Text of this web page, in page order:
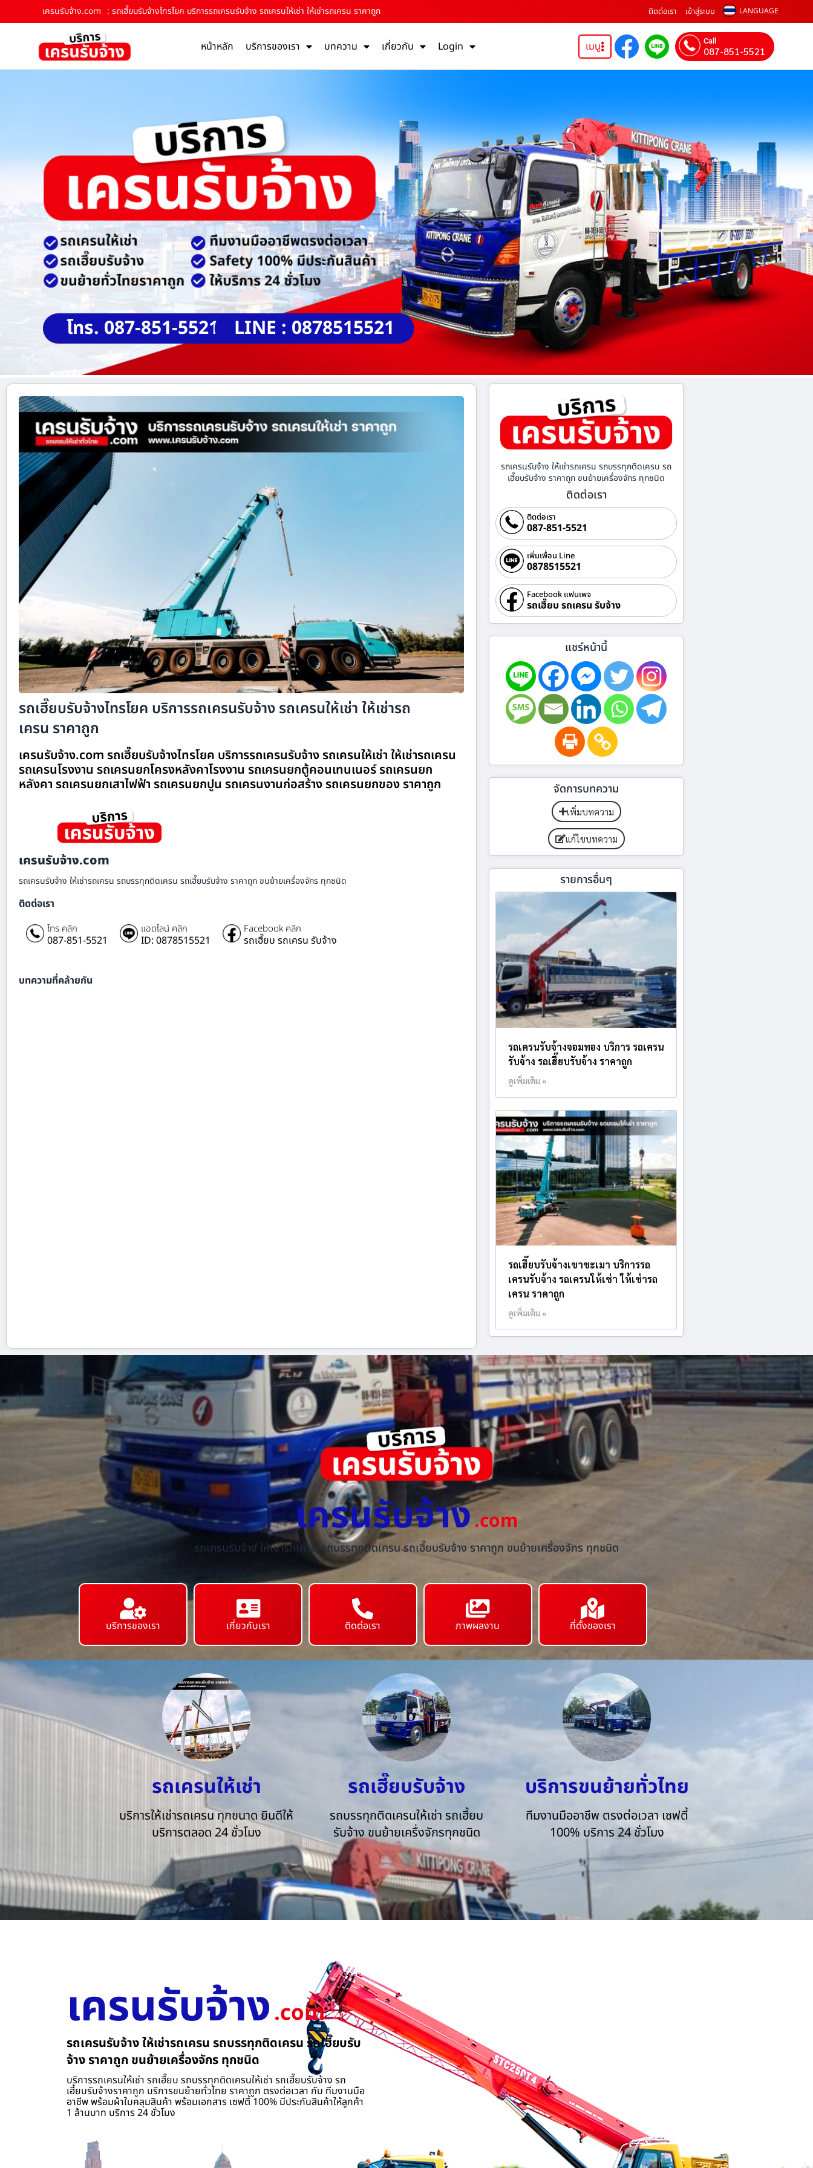
เครนรับจ้าง.com : รถเฮี๊ยบรับจ้างไทรโยค บริการรถเครนรับจ้าง รถเครนให้เช่า ให้เช่ารถเครน ราคาถูก ติดต่อเรา เข้าสู่ระบบ LANGUAGE
หน้าหลัก บริการของเรา บทความ เกี่ยวกับ Login เมนู Call
087-851-5521
โทร. 087-851-5521 LINE : 0878515521
รถเฮี๊ยบรับจ้างไทรโยค บริการรถเครนรับจ้าง รถเครนให้เช่า ให้เช่ารถ
เครน ราคาถูก
เครนรับจ้าง.com รถเฮี๊ยบรับจ้างไทรโยค บริการรถเครนรับจ้าง รถเครนให้เช่า ให้เช่ารถเครน
รถเครนโรงงาน รถเครนยกโครงหลังคาโรงงาน รถเครนยกตู้คอนเทนเนอร์ รถเครนยก
หลังคา รถเครนยกเสาไฟฟ้า รถเครนยกปูน รถเครนงานก่อสร้าง รถเครนยกของ ราคาถูก
เครนรับจ้าง.com
รถเครนรับจ้าง ให้เช่ารถเครน รถบรรทุกติดเครน รถเฮี๊ยบรับจ้าง ราคาถูก ขนย้ายเครื่องจักร ทุกชนิด
ติดต่อเรา
โทร คลิก
087-851-5521
แอดไลน์ คลิก
ID: 0878515521
Facebook คลิก
รถเฮี๊ยบ รถเครน รับจ้าง
บทความที่คล้ายกัน
รถเครนรับจ้าง ให้เช่ารถเครน รถบรรทุกติดเครน รถ
เฮี๊ยบรับจ้าง ราคาถูก ขนย้ายเครื่องจักร ทุกชนิด
ติดต่อเรา
ติดต่อเรา
087-851-5521
เพิ่มเพื่อน Line
0878515521
Facebook แฟนเพจ
รถเฮี๊ยบ รถเครน รับจ้าง
แชร์หน้านี้
จัดการบทความ
เพิ่มบทความ
แก้ไขบทความ
รายการอื่นๆ
รถเครนรับจ้างจอมทอง บริการ รถเครน
รับจ้าง รถเฮี๊ยบรับจ้าง ราคาถูก
ดูเพิ่มเติม »
รถเฮี๊ยบรับจ้างเขาชะเมา บริการรถ
เครนรับจ้าง รถเครนให้เช่า ให้เช่ารถ
เครน ราคาถูก
ดูเพิ่มเติม »
เครนรับจ้าง.com
รถเครนรับจ้าง ให้เช่ารถเครน รถบรรทุกติดเครน รถเฮี๊ยบรับจ้าง ราคาถูก ขนย้ายเครื่องจักร ทุกชนิด
บริการของเรา เกี่ยวกับเรา ติดต่อเรา ภาพผลงาน ที่ตั้งของเรา
รถเครนให้เช่า
บริการให้เช่ารถเครน ทุกขนาด ยินดีให้
บริการตลอด 24 ชั่วโมง
รถเฮี๊ยบรับจ้าง
รถบรรทุกติดเครนให้เช่า รถเฮี้ยบ
รับจ้าง ขนย้ายเครื่งจักรทุกชนิด
บริการขนย้ายทั่วไทย
ทีมงานมืออาชีพ ตรงต่อเวลา เซฟตี้
100% บริการ 24 ชั่วโมง
เครนรับจ้าง.com
รถเครนรับจ้าง ให้เช่ารถเครน รถบรรทุกติดเครน รถเฮี๊ยบรับ
จ้าง ราคาถูก ขนย้ายเครื่องจักร ทุกชนิด
บริการรถเครนให้เช่า รถเฮี๊ยบ รถบรรทุกติดเครนให้เช่า รถเฮี๊ยบรับจ้าง รถ
เฮี้ยบรับจ้างราคาถูก บริการขนย้ายทั่วไทย ราคาถูก ตรงต่อเวลา กับ ทีมงานมือ
อาชีพ พร้อมผ้าใบคลุมสินค้า พร้อมเอกสาร เซฟตี้ 100% มีประกันสินค้าให้ลูกค้า
1 ล้านบาท บริการ 24 ชั่วโมง